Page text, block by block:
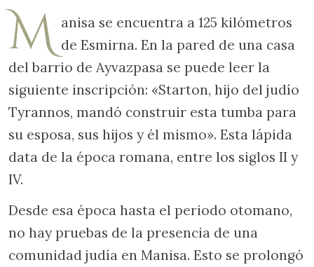
M anisa se encuentra a 125 kilómetros
de Esmirna. En la pared de una casa
del barrio de Ayvazpasa se puede leer la
siguiente inscripción: «Starton, hijo del judío
Tyrannos, mandó construir esta tumba para
su esposa, sus hijos y él mismo». Esta lápida
data de la época romana, entre los siglos II y
IV.
Desde esa época hasta el periodo otomano,
no hay pruebas de la presencia de una
comunidad judía en Manisa. Esto se prolongó